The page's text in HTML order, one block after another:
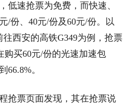
低速抢票为免费，而快速、
/份、40元/份及60元/份。以
往西安的高铁G349为例，抢票
购买60元/份的光速加速包
66.8%。
票页面发现，其在抢票说